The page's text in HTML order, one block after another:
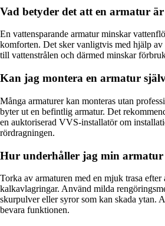
Vad betyder det att en armatur
En vattensparande armatur minskar
komforten. Det sker vanligtvis med hjälp
till vattenstrålen och därmed minskar
Kan jag montera en armatur
Många armaturer kan monteras utan
byter ut en befintlig armatur. Det
en auktoriserad VVS-installatör om
rördragningen.
Hur underhåller jag min armatur
Torka av armaturen med en mjuk trasa
kalkavlagringar. Använd milda
skurpulver eller syror som kan skada ytan.
bevara funktionen.